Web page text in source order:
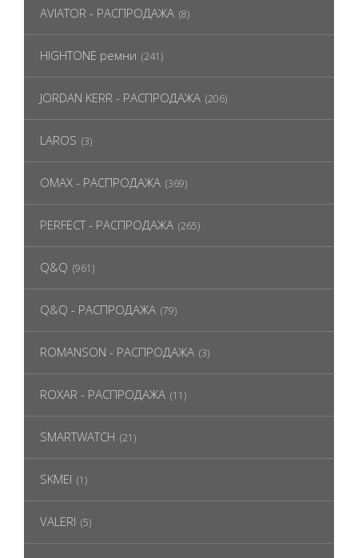
AVIATOR - РАСПРОДАЖА (8)
HIGHTONE ремни (241)
JORDAN KERR - РАСПРОДАЖА (206)
LAROS (3)
OMAX - РАСПРОДАЖА (369)
PERFECT - РАСПРОДАЖА (265)
Q&Q (961)
Q&Q - РАСПРОДАЖА (79)
ROMANSON - РАСПРОДАЖА (3)
ROXAR - РАСПРОДАЖА (11)
SMARTWATCH (21)
SKMEI (1)
VALERI (5)